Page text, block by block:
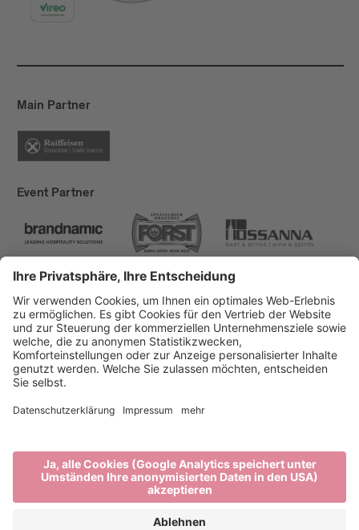
Main Partner
Event Partner
Brixen Tourismus
Privacy
Impressum
Förderungen
produced by